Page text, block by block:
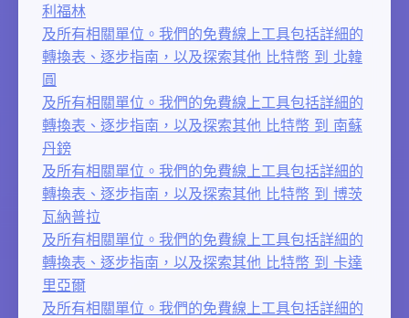
利福林
及所有相關單位。我們的免費線上工具包括詳細的
轉換表、逐步指南，以及探索其他 比特幣 到 北韓
圓
及所有相關單位。我們的免費線上工具包括詳細的
轉換表、逐步指南，以及探索其他 比特幣 到 南蘇
丹鎊
及所有相關單位。我們的免費線上工具包括詳細的
轉換表、逐步指南，以及探索其他 比特幣 到 博茨
瓦納普拉
及所有相關單位。我們的免費線上工具包括詳細的
轉換表、逐步指南，以及探索其他 比特幣 到 卡達
里亞爾
及所有相關單位。我們的免費線上工具包括詳細的